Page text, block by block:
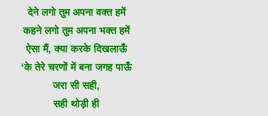
देने लगो तुम अपना वक्त हमें
कहने लगो तुम अपना भक्त हमें
ऐसा मैं, क्या करके दिखलाऊँ
‘के तेरे चरणों में बना जगह पाऊँ
जरा सी सही,
सही थोड़ी ही